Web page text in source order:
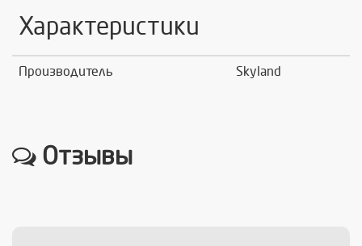
Характеристики
Производитель Skyland
Отзывы